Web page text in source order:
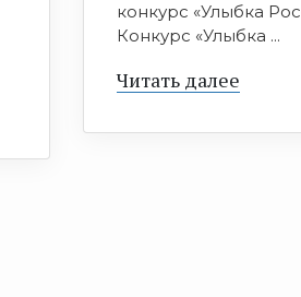
конкурс «Улыбка
Конкурс «Улыбка ...
Читать далее